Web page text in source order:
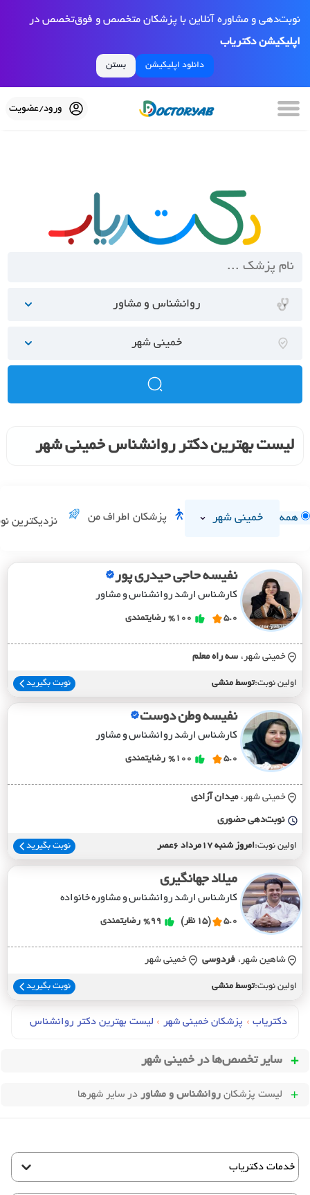
نوبت‌دهی و مشاوره آنلاین با پزشکان متخصص و فوق‌تخصص در
اپلیکیشن دکتریاب
دانلود اپلیکیشن بستن
ورود/عضویت
روانشناس و مشاور
خمینی شهر
لیست بهترین دکتر روانشناس خمینی شهر
همه خمینی شهر پزشکان اطراف من نزدیکترین
نفیسه حاجی حیدری پور
کارشناس ارشد روانشناس و مشاور
5.0
%100 رضایتمندی
خمینی شهر، سه راه معلم
اولین نوبت:توسط منشی نوبت بگیرید
نفیسه وطن دوست
کارشناس ارشد روانشناس و مشاور
5.0
%100 رضایتمندی
خمینی شهر، ميدان آزادي
نوبت‌دهی حضوری
اولین نوبت:امروز شنبه 17مرداد 6عصر نوبت بگیرید
میلاد جهانگیری
کارشناس ارشد روانشناس و مشاوره خانواده
5.0 (15 نظر) %99 رضایتمندی
شاهین شهر، فردوسي خمینی شهر
اولین نوبت:توسط منشی نوبت بگیرید
دکتریاب › پزشکان خمینی شهر › لیست بهترین دکتر روانشناس
سایر تخصص‌ها در خمینی شهر
لیست پزشکان روانشناس و مشاور در سایر شهرها
خدمات دکتریاب